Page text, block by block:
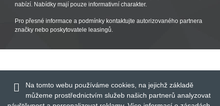
nabízí. Nabídky mají pouze informativní charakter.
Pro přesné informace a podmínky kontaktujte autorizovaného partnera
značky nebo poskytovatele leasingů.
Na tomto webu používáme cookies, na jejichž základě
můžeme prostřednictvím služeb našich partnerů analyzovat